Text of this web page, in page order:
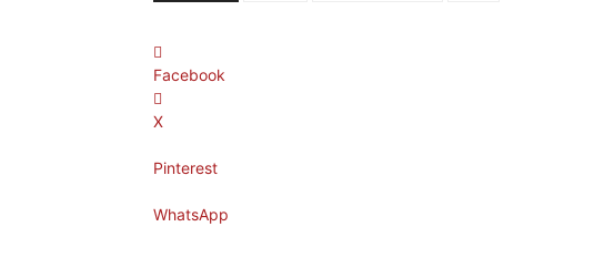
Facebook
X
Pinterest
WhatsApp